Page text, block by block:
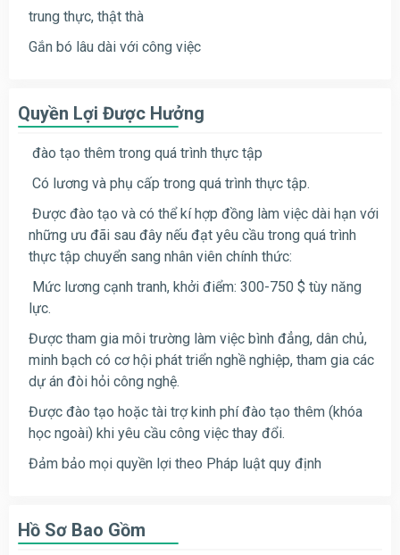
trung thực, thật thà
Gắn bó lâu dài với công việc
Quyền Lợi Được Hưởng
đào tạo thêm trong quá trình thực tập
Có lương và phụ cấp trong quá trình thực tập.
Được đào tạo và có thể kí hợp đồng làm việc dài hạn với
những ưu đãi sau đây nếu đạt yêu cầu trong quá trình
thực tập chuyển sang nhân viên chính thức:
Mức lương cạnh tranh, khởi điểm: 300-750 $ tùy năng
lực.
Được tham gia môi trường làm việc bình đẳng, dân chủ,
minh bạch có cơ hội phát triển nghề nghiệp, tham gia các
dự án đòi hỏi công nghệ.
Được đào tạo hoặc tài trợ kinh phí đào tạo thêm (khóa
học ngoài) khi yêu cầu công việc thay đổi.
Đảm bảo mọi quyền lợi theo Pháp luật quy định
Hồ Sơ Bao Gồm